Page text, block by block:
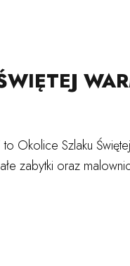
Okolice Szlaku
zabytki oraz